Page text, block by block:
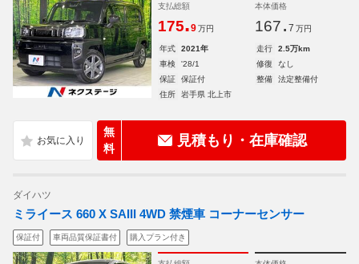
支払総額
175.9 万円
本体価格
167. 7 万円
年式 2021年 走行
2.5万km
車検
'28/1 修復
なし
保証
保証付 整備
法定整備付
住所
岩手県 北上市
無
料
見積もり・在庫確認
ダイハツ
ミライース 660 X SAIII 4WD 禁煙車 コーナーセンサー
保証付 車両品質保証書付 購入プラン付き